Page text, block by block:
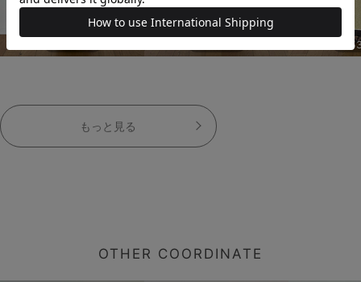
もっと見る
OTHER COORDINATE